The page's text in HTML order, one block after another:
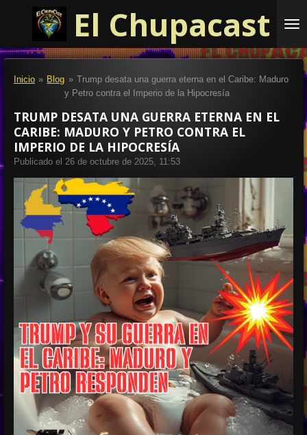
contenido
principal
El Chupacast
Inicio » Blog » Trump desata una guerra eterna en el Caribe: Maduro
y Petro contra el Imperio de la Hipocresía
TRUMP DESATA UNA GUERRA ETERNA EN EL
CARIBE: MADURO Y PETRO CONTRA EL
IMPERIO DE LA HIPOCRESÍA
Publicado el 26 de octubre de 2025, 11:53